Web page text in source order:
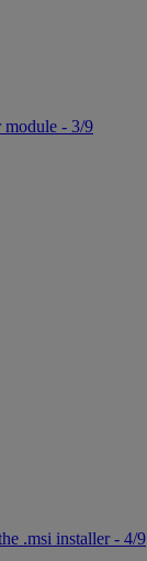
module - 3/9
.msi installer - 4/9